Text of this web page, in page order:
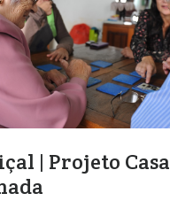
| Projeto Casa